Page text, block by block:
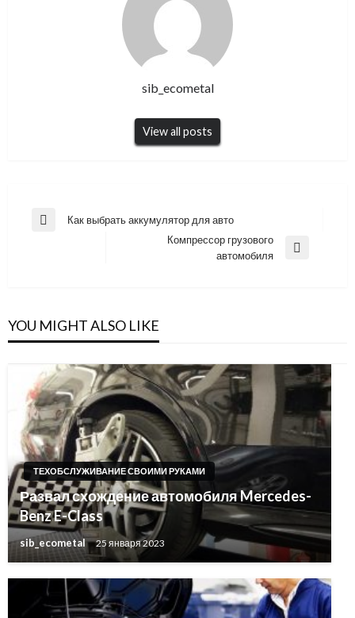
sib_ecometal
View all posts
Навигация
Previous
Как выбрать аккумулятор для авто
Компрессор грузового
автомобиля
YOU MIGHT ALSO LIKE
ТЕХОБСЛУЖИВАНИЕ СВОИМИ РУКАМИ
Развал схождение автомобиля Mercedes-
Benz E-Class
sib_ecometal 25 января 2023